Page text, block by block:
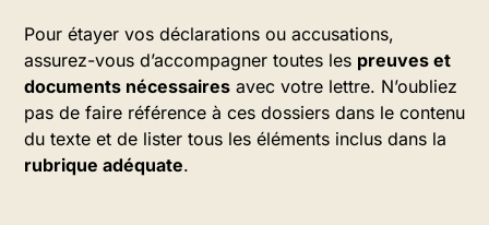
Pour étayer vos déclarations ou accusations,
assurez-vous d’accompagner toutes les preuves et
documents nécessaires avec votre lettre. N’oubliez
pas de faire référence à ces dossiers dans le contenu
du texte et de lister tous les éléments inclus dans la
rubrique adéquate.